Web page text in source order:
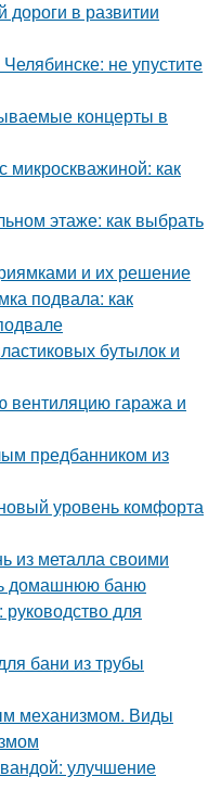
дороги в развитии
не упустите
концерты в
микроскважиной: как
этаже: как выбрать
и их решение
подвала: как
бутылок и
вентиляцию гаража и
предбанником из
уровень комфорта
из металла своими
домашнюю баню
для
бани из трубы
механизмом. Виды
улучшение